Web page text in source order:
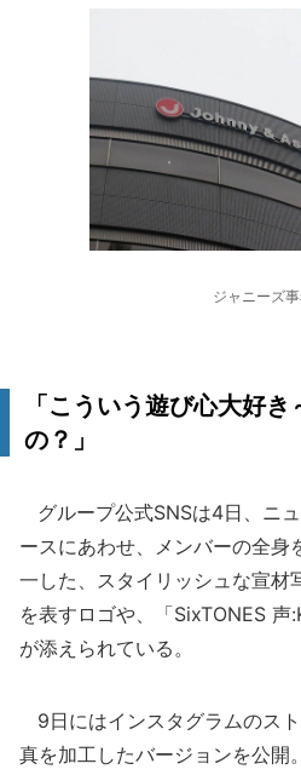
ジャニーズ
「こういう遊び心大好
の？」
グループ公式SNSは4日、ニ
ースにあわせ、メンバーの全身
一した、スタイリッシュな宣材
を表すロゴや、「SixTONES 声
が添えられている。
9日にはインスタグラムのス
真を加工したバージョンを公開